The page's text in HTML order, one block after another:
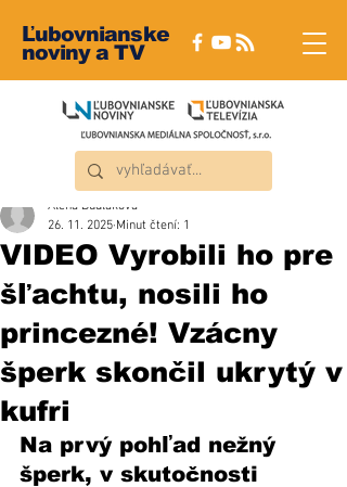
Ľubovnianske
noviny a TV
VIDEO Vyrobili ho pre
šľachtu, nosili ho
princezné! Vzácny
šperk skončil ukrytý v
kufri
Alena Dudláková
26. 11. 2025 Minut čtení: 1
Na prvý pohľad nežný
šperk, v skutočnosti